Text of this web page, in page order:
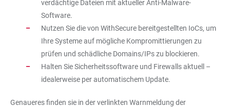
verdächtige Dateien mit aktueller Anti-Malware-
Software.
Nutzen Sie die von WithSecure bereitgestellten IoCs, um
Ihre Systeme auf mögliche Kompromittierungen zu
prüfen und schädliche Domains/IPs zu blockieren.
Halten Sie Sicherheitssoftware und Firewalls aktuell –
idealerweise per automatischem Update.
Genaueres finden sie in der verlinkten Warnmeldung der